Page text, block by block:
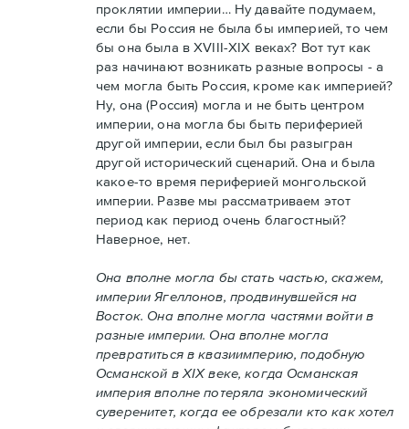
проклятии империи… Ну давайте подумаем,
если бы Россия не была бы империей, то чем
бы она была в XVIII-XIX веках? Вот тут как
раз начинают возникать разные вопросы - а
чем могла быть Россия, кроме как империей?
Ну, она (Россия) могла и не быть центром
империи, она могла бы быть периферией
другой империи, если был бы разыгран
другой исторический сценарий. Она и была
какое-то время периферией монгольской
империи. Разве мы рассматриваем этот
период как период очень благостный?
Наверное, нет.
Она вполне могла бы стать частью, скажем,
империи Ягеллонов, продвинувшейся на
Восток. Она вполне могла частями войти в
разные империи. Она вполне могла
превратиться в квазиимперию, подобную
Османской в XIX веке, когда Османская
империя вполне потеряла экономический
суверенитет, когда ее обрезали кто как хотел